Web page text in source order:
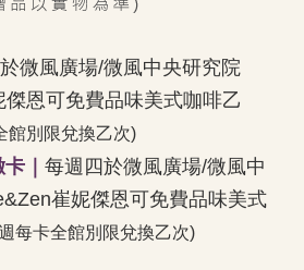
微風廣場/微風中央研究院
恩可免費品味美式咖啡乙
館別限兌換乙次)
｜ 每週四於微風廣場/微風中
崔妮傑恩可免費品味美式
每卡全館別限兌換乙次)